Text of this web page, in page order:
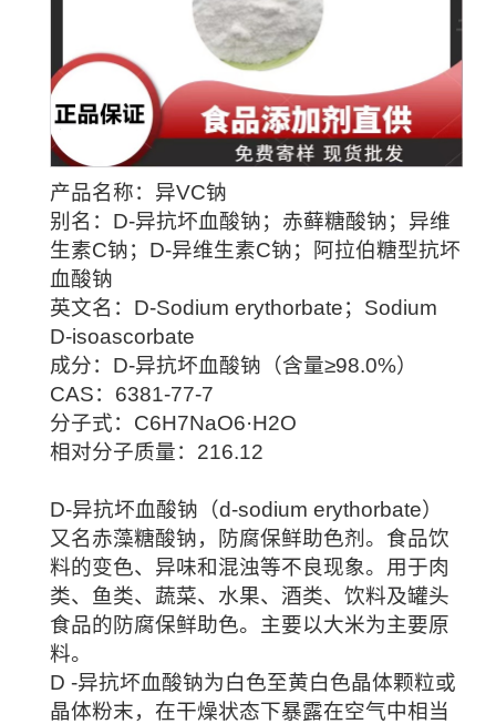
产品名称：异VC钠
别名：D-异抗坏血酸钠；赤藓糖酸钠；异维
生素C钠；D-异维生素C钠；阿拉伯糖型抗坏
血酸钠
英文名：D-Sodium erythorbate；Sodium
D-isoascorbate
成分：D-异抗坏血酸钠（含量≥98.0%）
CAS：6381-77-7
分子式：C6H7NaO6·H2O
相对分子质量：216.12
D-异抗坏血酸钠（d-sodium erythorbate）
又名赤藻糖酸钠，防腐保鲜助色剂。食品饮
料的变色、异味和混浊等不良现象。用于肉
类、鱼类、蔬菜、水果、酒类、饮料及罐头
食品的防腐保鲜助色。主要以大米为主要原
料。
D -异抗坏血酸钠为白色至黄白色晶体颗粒或
晶体粉末，在干燥状态下暴露在空气中相当